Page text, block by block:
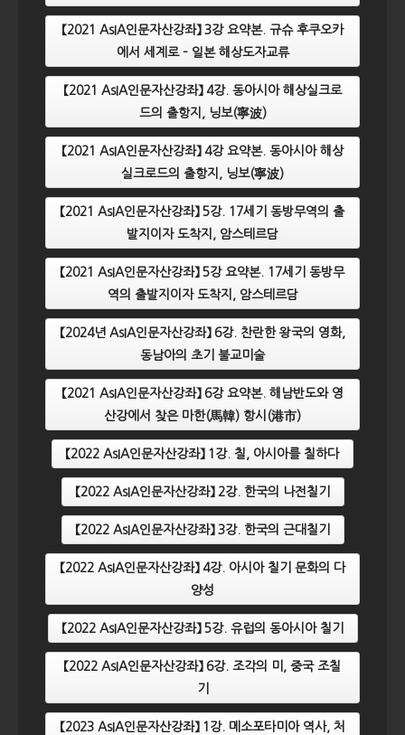
【2021 AsIA인문자산강좌】 3강 요약본. 규슈 후쿠오카
에서 세계로 – 일본 해상도자교류
【2021 AsIA인문자산강좌】 4강. 동아시아 해상실크로
드의 출항지, 닝보(寧波)
【2021 AsIA인문자산강좌】 4강 요약본. 동아시아 해상
실크로드의 출항지, 닝보(寧波)
【2021 AsIA인문자산강좌】 5강. 17세기 동방무역의 출
발지이자 도착지, 암스테르담
【2021 AsIA인문자산강좌】 5강 요약본. 17세기 동방무
역의 출발지이자 도착지, 암스테르담
【2024년 AsIA인문자산강좌】 6강. 찬란한 왕국의 영화,
동남아의 초기 불교미술
【2021 AsIA인문자산강좌】 6강 요약본. 해남반도와 영
산강에서 찾은 마한(馬韓) 항시(港市)
【2022 AsIA인문자산강좌】 1강. 칠, 아시아를 칠하다
【2022 AsIA인문자산강좌】 2강. 한국의 나전칠기
【2022 AsIA인문자산강좌】 3강. 한국의 근대칠기
【2022 AsIA인문자산강좌】 4강. 아시아 칠기 문화의 다
양성
【2022 AsIA인문자산강좌】 5강. 유럽의 동아시아 칠기
【2022 AsIA인문자산강좌】 6강. 조각의 미, 중국 조칠
기
【2023 AsIA인문자산강좌】 1강. 메소포타미아 역사, 처